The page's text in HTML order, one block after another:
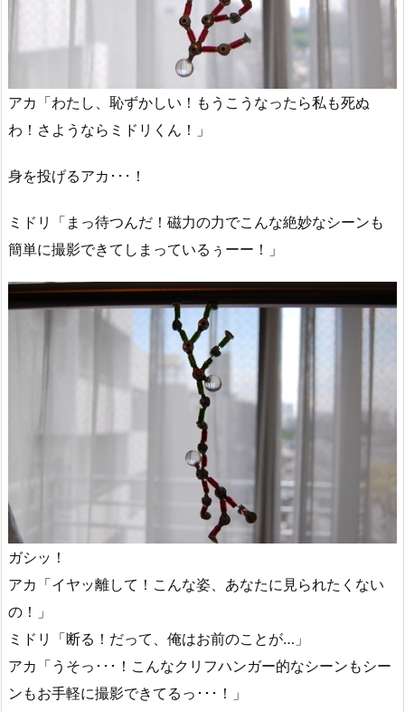
アカ「わたし、恥ずかしい！もうこうなったら私も死ぬ
わ！さようならミドリくん！」
身を投げるアカ･･･！
ミドリ「まっ待つんだ！磁力の力でこんな絶妙なシーンも
簡単に撮影できてしまっているぅーー！」
ガシッ！
アカ「イヤッ離して！こんな姿、あなたに見られたくない
の！」
ミドリ「断る！だって、俺はお前のことが…」
アカ「うそっ･･･！こんなクリフハンガー的なシーンもシー
ンもお手軽に撮影できてるっ･･･！」